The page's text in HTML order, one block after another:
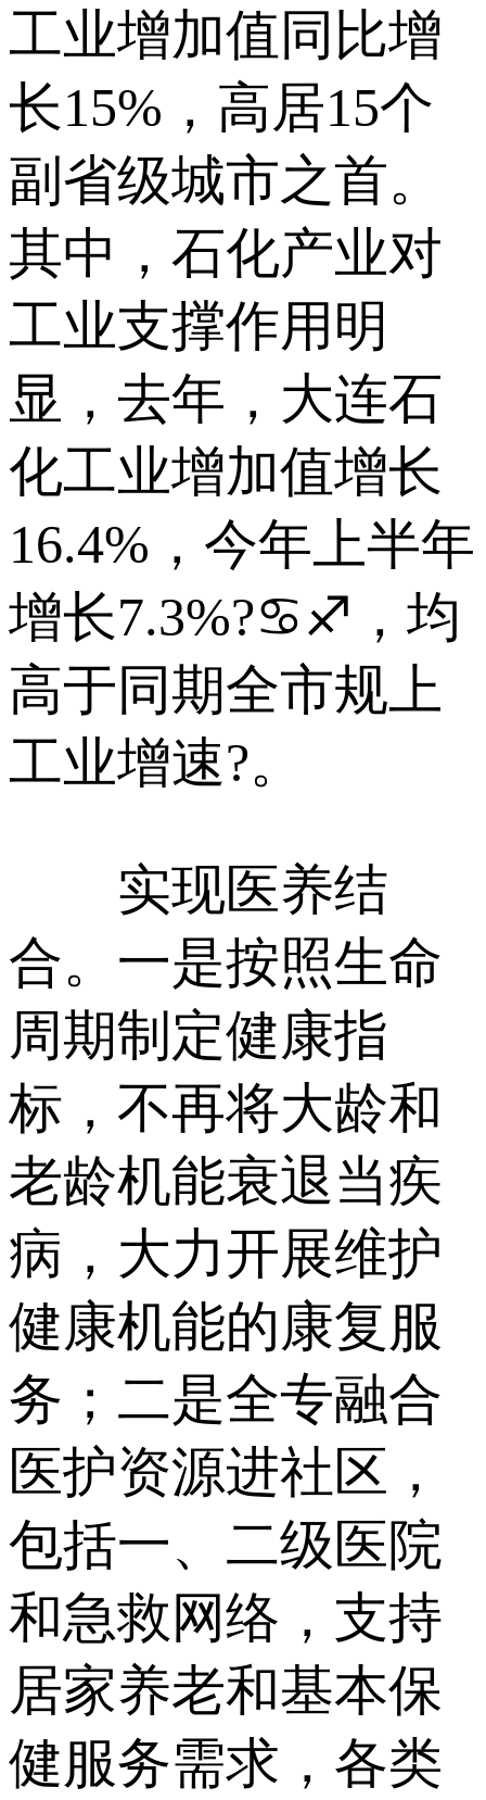
工业增加值同比增
长15%，高居15个
副省级城市之首。
其中，石化产业对
工业支撑作用明
显，去年，大连石
化工业增加值增长
16.4%，今年上半年
增长7.3%?♋♐，均
高于同期全市规上
工业增速?。
实现医养结
合。一是按照生命
周期制定健康指
标，不再将大龄和
老龄机能衰退当疾
病，大力开展维护
健康机能的康复服
务；二是全专融合
医护资源进社区，
包括一、二级医院
和急救网络，支持
居家养老和基本保
健服务需求，各类